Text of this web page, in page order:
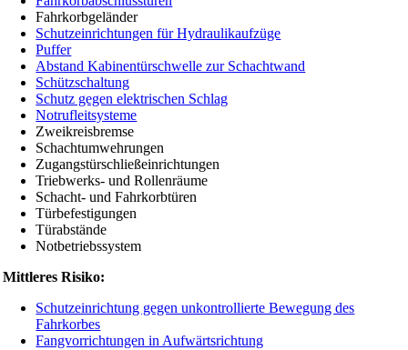
Fahrkorbgeländer
Schutzeinrichtungen für Hydraulikaufzüge
Puffer
Abstand Kabinentürschwelle zur Schachtwand
Schützschaltung
Schutz gegen elektrischen Schlag
Notrufleitsysteme
Zweikreisbremse
Schachtumwehrungen
Zugangstürschließeinrichtungen
Triebwerks- und Rollenräume
Schacht- und Fahrkorbtüren
Türbefestigungen
Türabstände
Notbetriebssystem
Mittleres Risiko:
Schutzeinrichtung gegen unkontrollierte Bewegung des
Fahrkorbes
Fangvorrichtungen in Aufwärtsrichtung